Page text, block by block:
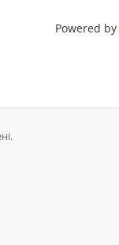
Powered by